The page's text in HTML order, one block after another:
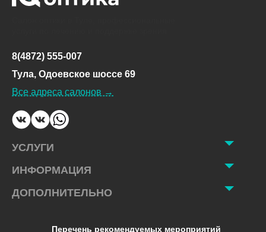
8(4872) 555-007
Тула, Одоевское шоссе 69
Все адреса салонов →
УСЛУГИ
ИНФОРМАЦИЯ
ДОПОЛНИТЕЛЬНО
Перечень рекомендуемых мероприятий